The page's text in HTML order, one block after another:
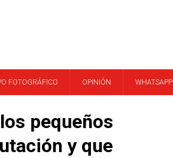
FOTOGRÁFICO OPINIÓN WHATSAPP
pequeños
y que